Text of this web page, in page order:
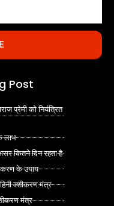
Post
प्रेमी को नियंत्रित
लाभ
कितने दिन रहता है
के उपाय
वशीकरण मंत्र
मंत्र